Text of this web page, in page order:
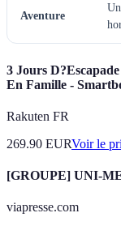
Aventure
3 Jours
En Famille -
Rakuten FR
269.90 EURVoir le
[GROUPE] UNI-
viapresse.com